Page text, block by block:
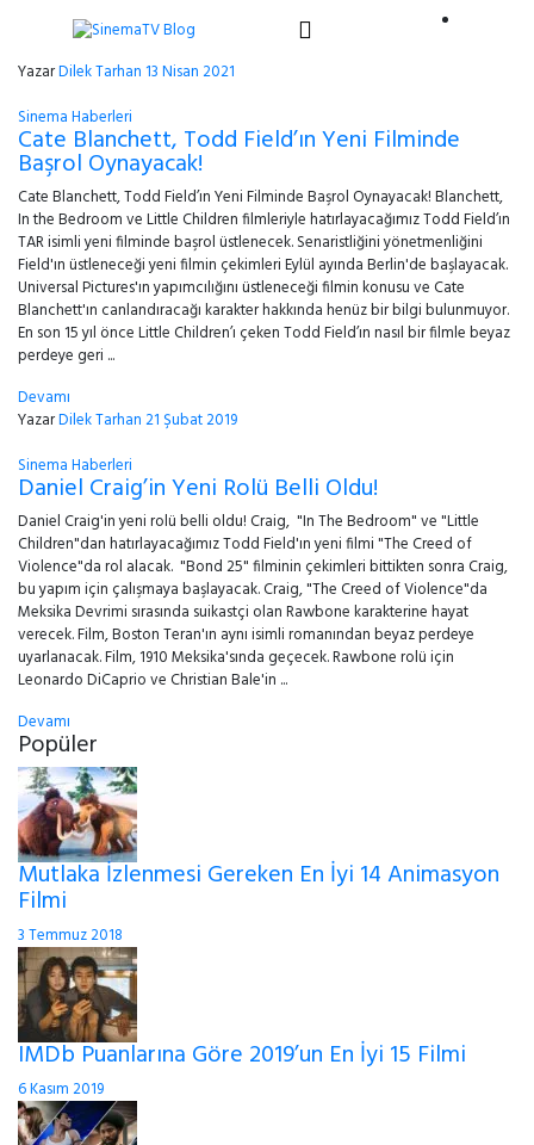
YazarDilek Tarhan 13 Nisan 2021
Sinema Haberleri
Cate Blanchett, Todd Field’ın Yeni Filminde
Başrol Oynayacak!
Cate Blanchett, Todd Field’ın Yeni Filminde Başrol Oynayacak! Blanchett,
In the Bedroom ve Little Children filmleriyle hatırlayacağımız Todd Field’ın
TAR isimli yeni filminde başrol üstlenecek. Senaristliğini yönetmenliğini
Field'ın üstleneceği yeni filmin çekimleri Eylül ayında Berlin'de başlayacak.
Universal Pictures'ın yapımcılığını üstleneceği filmin konusu ve Cate
Blanchett'ın canlandıracağı karakter hakkında henüz bir bilgi bulunmuyor.
En son 15 yıl önce Little Children’ı çeken Todd Field’ın nasıl bir filmle beyaz
perdeye geri ...
Devamı
YazarDilek Tarhan21 Şubat 2019
Sinema Haberleri
Daniel Craig’in Yeni Rolü Belli Oldu!
Daniel Craig'in yeni rolü belli oldu! Craig, "In The Bedroom" ve "Little
Children"dan hatırlayacağımız Todd Field'ın yeni filmi "The Creed of
Violence"da rol alacak. "Bond 25" filminin çekimleri bittikten sonra Craig,
bu yapım için çalışmaya başlayacak. Craig, "The Creed of Violence"da
Meksika Devrimi sırasında suikastçi olan Rawbone karakterine hayat
verecek. Film, Boston Teran'ın aynı isimli romanından beyaz perdeye
uyarlanacak. Film, 1910 Meksika'sında geçecek. Rawbone rolü için
Leonardo DiCaprio ve Christian Bale'in ...
Devamı
Popüler
Mutlaka İzlenmesi Gereken En İyi 14 Animasyon
Filmi
3 Temmuz 2018
IMDb Puanlarına Göre 2019’un En İyi 15 Filmi
6 Kasım 2019